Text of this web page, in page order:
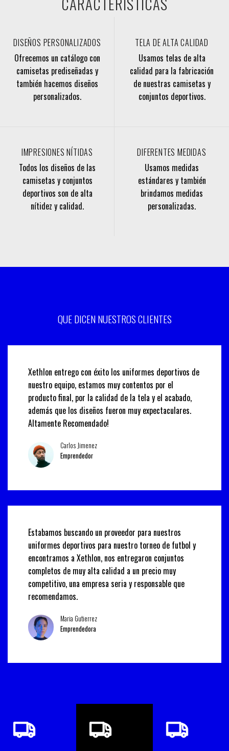
DISEÑOS PERSONALIZADOS
Ofrecemos un catálogo con
camisetas prediseñadas y
también hacemos diseños
personalizados.
TELA DE ALTA CALIDAD
Usamos telas de alta
calidad para la fabricación
de nuestras camisetas y
conjuntos deportivos.
IMPRESIONES NÍTIDAS
Todos los diseños de las
camisetas y conjuntos
deportivos son de alta
nítidez y calidad.
DIFERENTES MEDIDAS
Usamos medidas
estándares y también
brindamos medidas
personalizadas.
QUE DICEN NUESTROS CLIENTES
Xethlon entrego con éxito los uniformes deportivos de
nuestro equipo, estamos muy contentos por el
producto final, por la calidad de la tela y el acabado,
además que los diseños fueron muy expectaculares.
Altamente Recomendado!
Carlos Jimenez
Emprendedor
Estabamos buscando un proveedor para nuestros
uniformes deportivos para nuestro torneo de futbol y
encontramos a Xethlon, nos entregaron conjuntos
completos de muy alta calidad a un precio muy
competitivo, una empresa seria y responsable que
recomendamos.
Maria Gutierrez
Emprendedora